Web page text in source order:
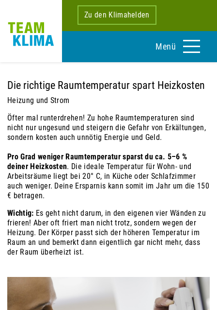
Zu den Klimahelden
Menü
Die richtige Raumtemperatur spart Heizkosten
Heizung und Strom
Öfter mal runterdrehen! Zu hohe Raumtemperaturen sind
nicht nur ungesund und steigern die Gefahr von Erkältungen,
sondern kosten auch unnötig Energie und Geld.
Pro Grad weniger Raumtemperatur sparst du ca. 5–6 %
deiner Heizkosten. Die ideale Temperatur für Wohn- und
Arbeitsräume liegt bei 20° C, in Küche oder Schlafzimmer
auch weniger. Deine Ersparnis kann somit im Jahr um die 150
€ betragen.
Wichtig: Es geht nicht darum, in den eigenen vier Wänden zu
frieren! Aber oft friert man nicht trotz, sondern wegen der
Heizung. Der Körper passt sich der höheren Temperatur im
Raum an und bemerkt dann eigentlich gar nicht mehr, dass
der Raum überheizt ist.